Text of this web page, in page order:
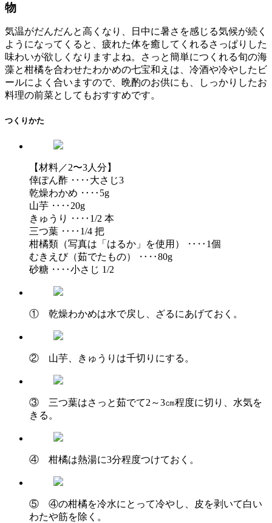
物
気温がだんだんと高くなり、日中に暑さを感じる気候が続く
ようになってくると、疲れた体を癒してくれるさっぱりした
味わいが欲しくなりますよね。さっと簡単につくれる旬の海
藻と柑橘を合わせたわかめの七宝和えは、冷酒や冷やしたビ
ールによく合いますので、晩酌のお供にも、しっかりしたお
料理の前菜としてもおすすめです。
つくりかた
【材料／2〜3人分】
倖ぽん酢 ‥‥大さじ3
乾燥わかめ ‥‥5g
山芋 ‥‥20g
きゅうり ‥‥1/2 本
三つ葉 ‥‥1/4 把
柑橘類（写真は「はるか」を使用） ‥‥1個
むきえび（茹でたもの） ‥‥80g
砂糖 ‥‥小さじ 1/2
① 乾燥わかめは水で戻し、ざるにあげておく。
② 山芋、きゅうりは千切りにする。
③ 三つ葉はさっと茹でて2～3㎝程度に切り、水気を
きる。
④ 柑橘は熱湯に3分程度つけておく。
⑤ ④の柑橘を冷水にとって冷やし、皮を剥いて白い
わたや筋を除く。